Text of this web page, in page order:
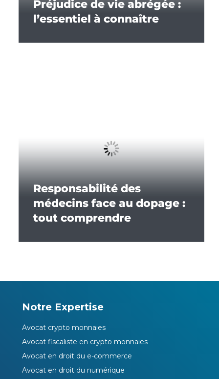
Préjudice de vie abrégée :
l’essentiel à connaître
Responsabilité des
médecins face au dopage :
tout comprendre
Notre Expertise
Avocat crypto monnaies
Avocat fiscaliste en crypto monnaies
Avocat en droit du e-commerce
Avocat en droit du numérique